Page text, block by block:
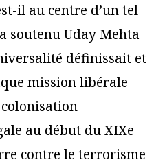
il au centre d’un tel
soutenu Uday Mehta
définissait et
mission libérale
au début du XIXe
contre le terrorisme